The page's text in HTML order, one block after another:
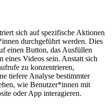
sich auf spezifische Aktionen
durchgeführt werden. Dies
einen Button, das Ausfüllen
eines Videos sein. Anstatt sich
zu konzentrieren,
tiefere Analyse bestimmter
wie Benutzer*innen mit
oder App interagieren.